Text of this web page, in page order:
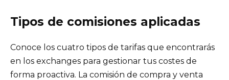
Tipos de comisiones aplicadas
Conoce los cuatro tipos de tarifas que encontrarás
en los exchanges para gestionar tus costes de
forma proactiva. La comisión de compra y venta